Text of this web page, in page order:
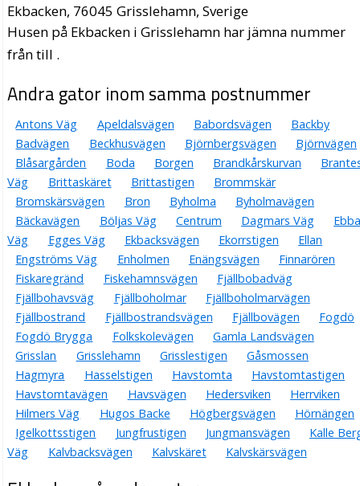
Ekbacken, 76045 Grisslehamn, Sverige
Husen på Ekbacken i Grisslehamn har jämna nummer
från till .
Andra gator inom samma postnummer
Antons Väg Apeldalsvägen Babordsvägen
Backby
Badvägen
Beckhusvägen Björnbergsvägen
Björnvägen
Blåsargården
Boda Borgen Brandkårskurvan
Väg
Brittaskäret Brittastigen
Brommskär
Bromskärsvägen
Bron Byholma
Byholmavägen
Bäckavägen
Böljas Väg Centrum Dagmars Väg
Väg
Egges Väg Ekbacksvägen Ekorrstigen
Ellan
Engströms Väg
Enholmen Enängsvägen
Finnarören
Fiskaregränd
Fiskehamnsvägen
Fjällbobadväg
Fjällbohavsväg
Fjällboholmar
Fjällboholmarvägen
Fjällbostrand
Fjällbostrandsvägen Fjällbovägen
Fogdö
Fogdö Brygga
Folkskolevägen
Gamla Landsvägen
Grisslan
Grisslehamn Grisslestigen
Gåsmossen
Hagmyra
Hasselstigen Havstomta
Havstomtastigen
Havstomtavägen
Havsvägen Hedersviken
Herrviken
Hilmers Väg
Hugos Backe Högbergsvägen
Hörnängen
Igelkottsstigen
Jungfrustigen Jungmansvägen
Kalle
Väg
Kalvbacksvägen Kalvskäret Kalvskärsvägen